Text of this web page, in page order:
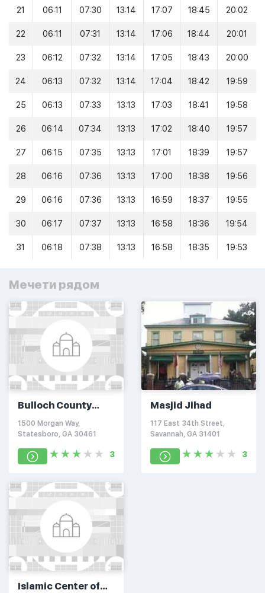
21 06:11 07:30 13:14 17:07 18:45 20:02
22 06:11 07:31 13:14 17:06 18:44 20:01
23 06:12 07:32 13:14 17:05 18:43 20:00
24 06:13 07:32 13:14 17:04 18:42 19:59
25 06:13 07:33 13:13 17:03 18:41 19:58
26 06:14 07:34 13:13 17:02 18:40 19:57
27 06:15 07:35 13:13 17:01 18:39 19:57
28 06:16 07:36 13:13 17:00 18:38 19:56
29 06:16 07:36 13:13 16:59 18:37 19:55
30 06:17 07:37 13:13 16:58 18:36 19:54
31 06:18 07:38 13:13 16:58 18:35 19:53
Мечети рядом
Bulloch County
Islamic Center
1500 Morgan Way,
Statesboro, GA 30461
3
Masjid Jihad
117 East 34th Street,
Savannah, GA 31401
3
Islamic Center of